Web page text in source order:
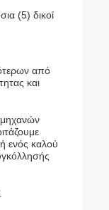
(5) δικοί
από
και
μηχανών
ενός καλού